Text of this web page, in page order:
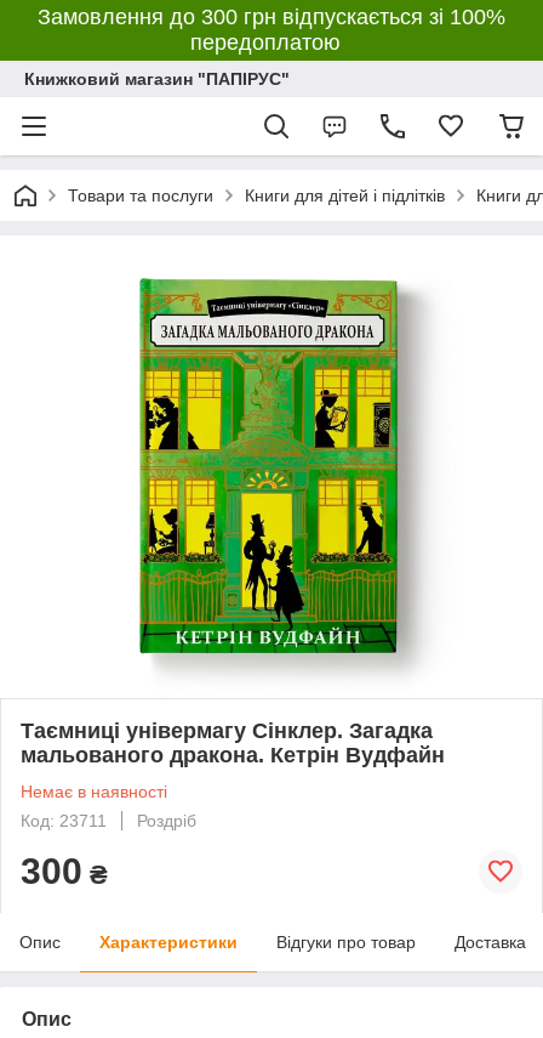
Замовлення до 300 грн відпускається зі 100%
передоплатою
Книжковий магазин "ПАПІРУС"
Товари та послуги Книги для дітей і підлітків Книги
Таємниці універмагу Сінклер. Загадка
мальованого дракона. Кетрін Вудфайн
Немає в наявності
Код: 23711
Роздріб
300 ₴
Опис Характеристики Відгуки про товар Доставка
Опис